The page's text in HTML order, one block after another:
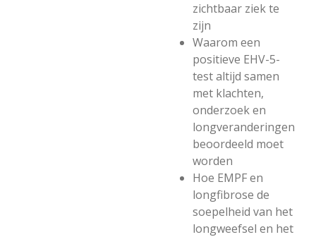
zichtbaar ziek te
zijn
Waarom een
positieve EHV-5-
test altijd samen
met klachten,
onderzoek en
longveranderingen
beoordeeld moet
worden
Hoe EMPF en
longfibrose de
soepelheid van het
longweefsel en het